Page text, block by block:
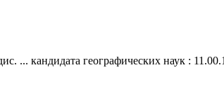
... кандидата географических наук :